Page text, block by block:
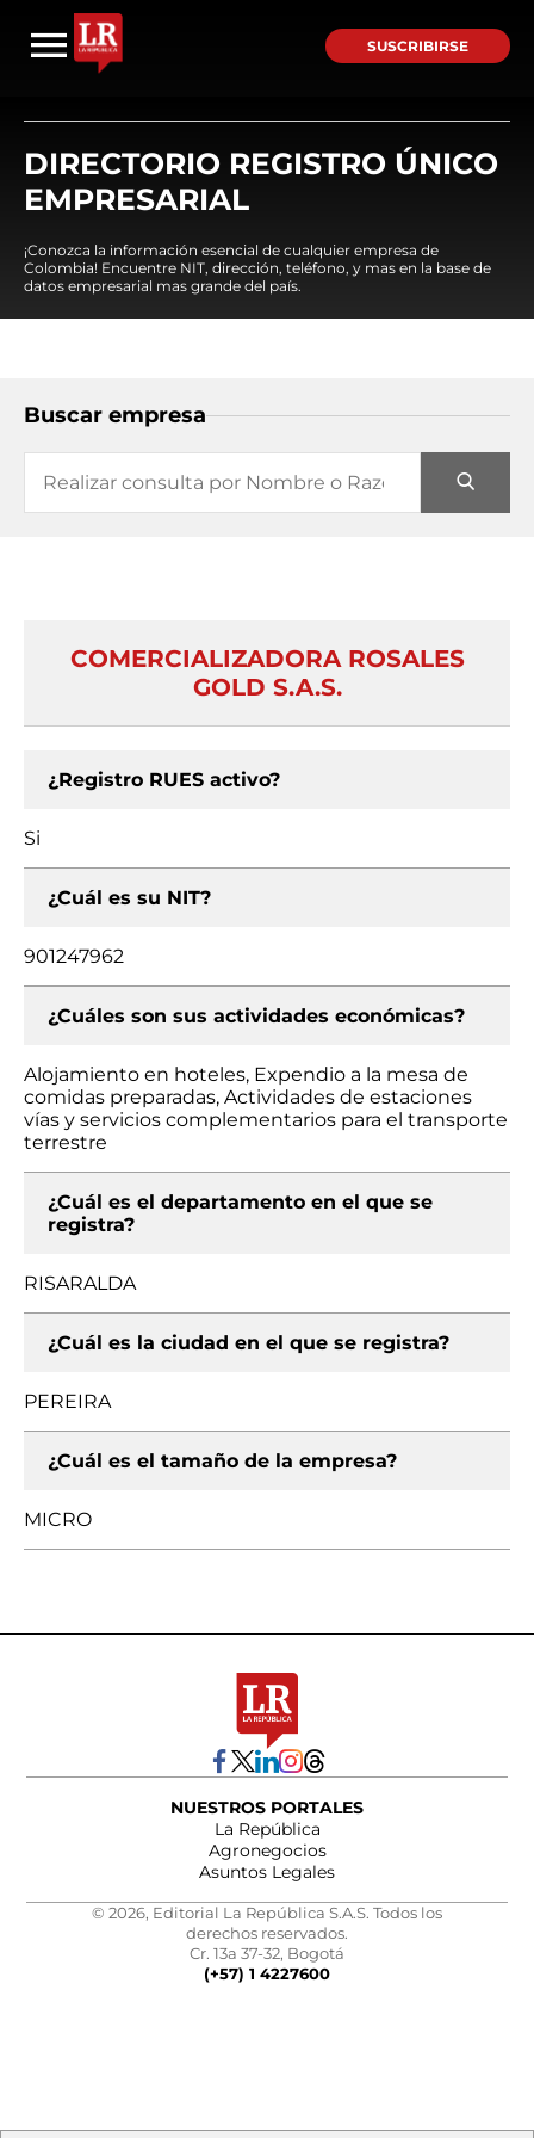
SUSCRIBIRSE
DIRECTORIO REGISTRO ÚNICO
EMPRESARIAL
¡Conozca la información esencial de cualquier empresa de
Colombia! Encuentre NIT, dirección, teléfono, y mas en la base de
datos empresarial mas grande del país.
Buscar empresa
COMERCIALIZADORA ROSALES
GOLD S.A.S.
¿Registro RUES activo?
Si
¿Cuál es su NIT?
901247962
¿Cuáles son sus actividades económicas?
Alojamiento en hoteles, Expendio a la mesa de
comidas preparadas, Actividades de estaciones
vías y servicios complementarios para el transporte
terrestre
¿Cuál es el departamento en el que se
registra?
RISARALDA
¿Cuál es la ciudad en el que se registra?
PEREIRA
¿Cuál es el tamaño de la empresa?
MICRO
NUESTROS PORTALES
La República
Agronegocios
Asuntos Legales
© 2026, Editorial La República S.A.S. Todos los
derechos reservados.
Cr. 13a 37-32, Bogotá
(+57) 1 4227600